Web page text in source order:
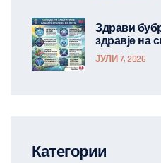
Здрави
здравје на
ЈУЛИ 7, 2026
Категории